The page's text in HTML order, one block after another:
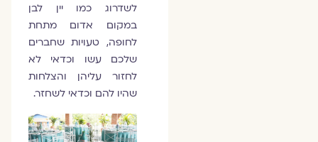
לשדרוג כמו יין לבן
במקום אדום מתחת
לחופה, טעויות שחברים
שלכם עשו וכדאי לא
לחזור עליהן והצלחות
שהיו להם וכדאי לשחזר.